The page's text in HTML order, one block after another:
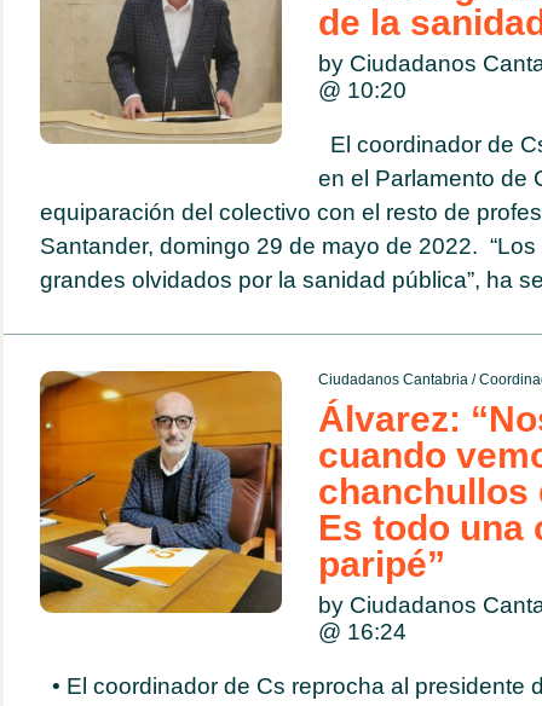
de la
by Ciudadanos
@ 10:20
El coordinador de
en el Parlamento de
equiparación del colectivo con el resto de
Santander, domingo 29 de mayo de 2022.
grandes olvidados por la sanidad pública”, ha
Ciudadanos Cantabria/
Álvarez:
cuando
chanchullos
Es todo una
paripé”
by Ciudadanos
@ 16:24
• El coordinador de Cs reprocha al presidente